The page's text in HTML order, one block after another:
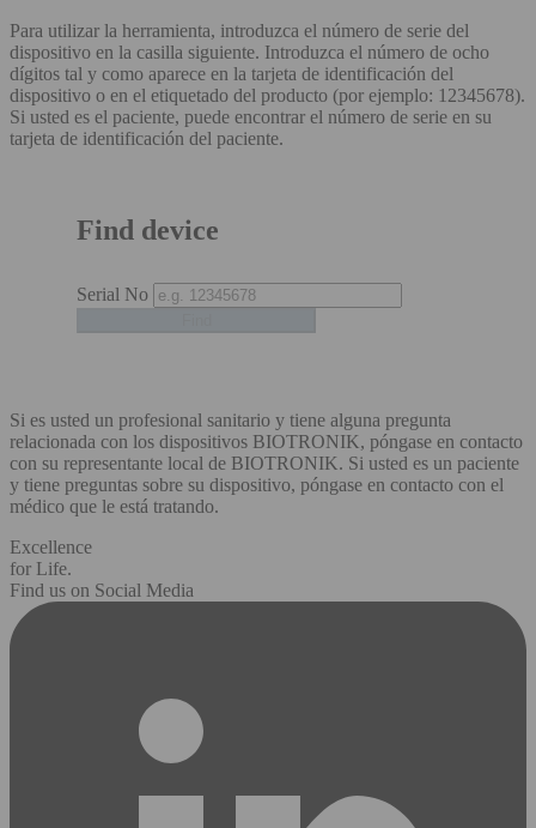
Para utilizar la herramienta, introduzca el número de serie del
dispositivo en la casilla siguiente. Introduzca el número de ocho
dígitos tal y como aparece en la tarjeta de identificación del
dispositivo o en el etiquetado del producto (por ejemplo: 12345678).
Si usted es el paciente, puede encontrar el número de serie en su
tarjeta de identificación del paciente.
Find device
Serial No
Si es usted un profesional sanitario y tiene alguna pregunta
relacionada con los dispositivos BIOTRONIK, póngase en contacto
con su representante local de BIOTRONIK. Si usted es un paciente
y tiene preguntas sobre su dispositivo, póngase en contacto con el
médico que le está tratando.
Excellence
for Life.
Find us on Social Media